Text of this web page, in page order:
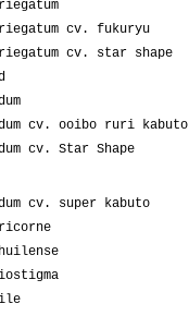
cv. fukuryu
cv. star shape
cv. ooibo ruri kabuto
cv. Star Shape
cv. super kabuto